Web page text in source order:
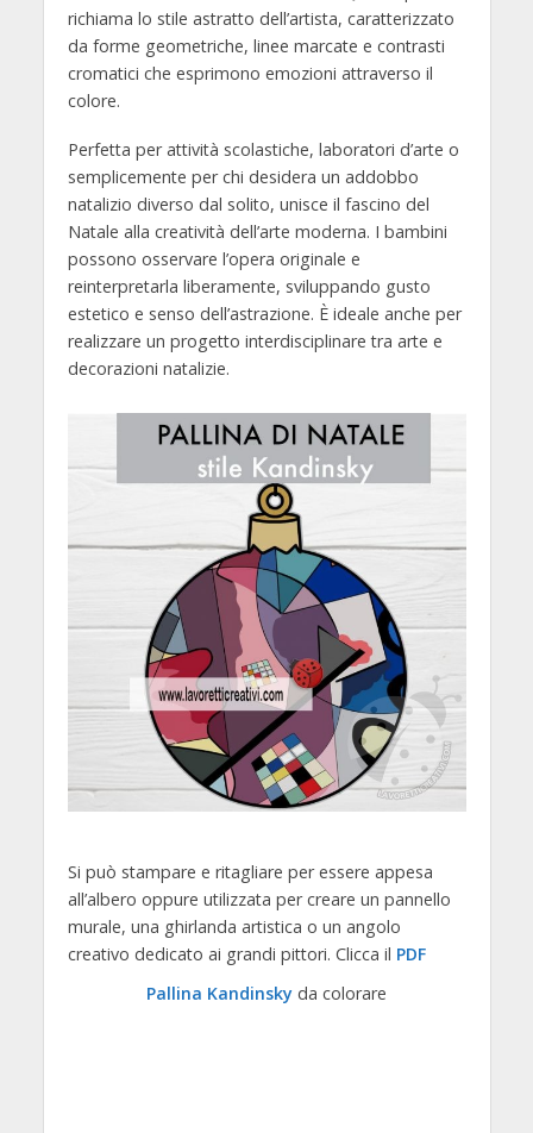
richiama lo stile astratto dell’artista, caratterizzato
da forme geometriche, linee marcate e contrasti
cromatici che esprimono emozioni attraverso il
colore.
Perfetta per attività scolastiche, laboratori d’arte o
semplicemente per chi desidera un addobbo
natalizio diverso dal solito, unisce il fascino del
Natale alla creatività dell’arte moderna. I bambini
possono osservare l’opera originale e
reinterpretarla liberamente, sviluppando gusto
estetico e senso dell’astrazione. È ideale anche per
realizzare un progetto interdisciplinare tra arte e
decorazioni natalizie.
Si può stampare e ritagliare per essere appesa
all’albero oppure utilizzata per creare un pannello
murale, una ghirlanda artistica o un angolo
creativo dedicato ai grandi pittori. Clicca il PDF
Pallina Kandinsky da colorare